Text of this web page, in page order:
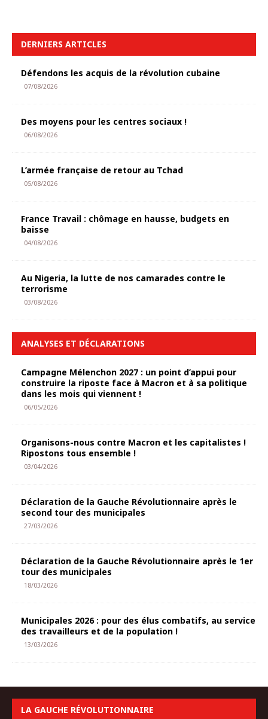
DERNIERS ARTICLES
Défendons les acquis de la révolution cubaine
07/08/2026
Des moyens pour les centres sociaux !
06/08/2026
L’armée française de retour au Tchad
05/08/2026
France Travail : chômage en hausse, budgets en
baisse
04/08/2026
Au Nigeria, la lutte de nos camarades contre le
terrorisme
03/08/2026
ANALYSES ET DÉCLARATIONS
Campagne Mélenchon 2027 : un point d’appui pour
construire la riposte face à Macron et à sa politique
dans les mois qui viennent !
06/05/2026
Organisons-nous contre Macron et les capitalistes !
Ripostons tous ensemble !
03/04/2026
Déclaration de la Gauche Révolutionnaire après le
second tour des municipales
27/03/2026
Déclaration de la Gauche Révolutionnaire après le 1er
tour des municipales
18/03/2026
Municipales 2026 : pour des élus combatifs, au service
des travailleurs et de la population !
13/03/2026
LA GAUCHE RÉVOLUTIONNAIRE